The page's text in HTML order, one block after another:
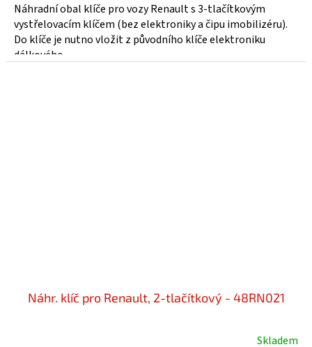
Náhradní obal klíče pro vozy Renault s 3-tlačítkovým
vystřelovacím klíčem (bez elektroniky a čipu imobilizéru).
Do klíče je nutno vložit z původního klíče elektroniku
dálkového...
Náhr. klíč pro Renault, 2-tlačítkový - 48RN021
Skladem